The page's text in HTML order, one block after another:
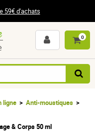
59€ d'achats
0
ligne
Anti-moustiques
& Corps 50 ml